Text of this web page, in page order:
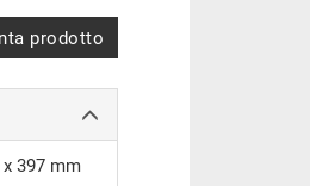
prodotto
x 397 mm